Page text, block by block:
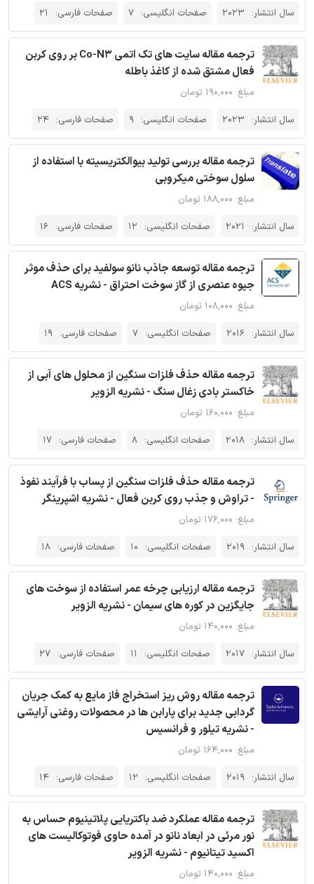
سال انتشار: 2023 صفحات انگلیسی: 7 صفحات فارسی: 21
ترجمه مقاله سایت های تک اتمی Co-N3 بر روی کربن
فعال مشتق شده از کاغذ باطله
مبلغ: ۱۹۰,۰۰۰ تومان
سال انتشار: 2023 صفحات انگلیسی: 9 صفحات فارسی: 24
ترجمه مقاله بررسی تولید بیوالکتریسیته با استفاده از
سلول سوختی میکروبی
مبلغ: ۱۸۸,۰۰۰ تومان
سال انتشار:
2021 صفحات انگلیسی: 12 صفحات فارسی: 16
ترجمه مقاله توسعه جاذب نانو سولفید برای حذف موثر
جیوه عنصری از گاز سوخت احتراق - نشریه ACS
مبلغ: ۱۰۸,۰۰۰ تومان
سال انتشار: 2016 صفحات انگلیسی: 7 صفحات فارسی: 19
ترجمه مقاله حذف فلزات سنگین از محلول های آبی از
خاکستر بادی زغال سنگ - نشریه الزویر
مبلغ: ۱۶۰,۰۰۰ تومان
سال انتشار: 2018 صفحات انگلیسی: 8 صفحات فارسی: 17
ترجمه مقاله حذف فلزات سنگین از پساب با فرآیند نفوذ
- تراوش و جذب روی کربن فعال - نشریه اشپرینگر
مبلغ: ۱۷۶,۰۰۰ تومان
سال انتشار: 2019 صفحات انگلیسی: 10 صفحات فارسی: 18
ترجمه مقاله ارزیابی چرخه عمر استفاده از سوخت های
جایگزین در کوره های سیمان - نشریه الزویر
مبلغ: ۱۴۰,۰۰۰ تومان
سال انتشار: 2017 صفحات انگلیسی: 11 صفحات فارسی: 27
ترجمه مقاله روش ریز استخراج فاز مایع به کمک جریان
گردابی جدید برای پارابن ها در محصولات روغنی آرایشی
- نشریه تیلور و فرانسیس
مبلغ: ۱۶۴,۰۰۰ تومان
سال انتشار: 2019 صفحات انگلیسی: 12 صفحات فارسی: 14
ترجمه مقاله عملکرد ضد باکتریایی پلاتینیوم حساس به
نور مرئی در ابعاد نانو در آمده حاوی فوتوکالیست های
اکسید تیتانیوم - نشریه الزویر
مبلغ: ۱۴۰,۰۰۰ تومان